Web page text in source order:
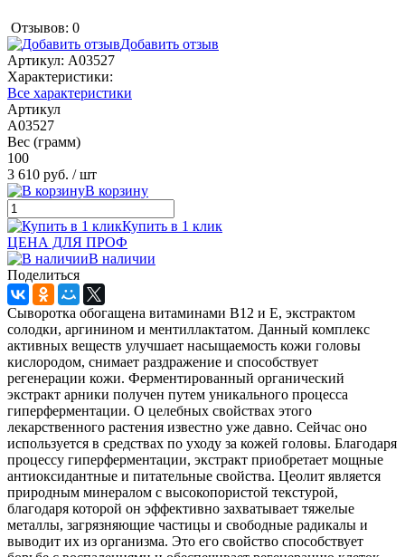
Отзывов: 0
Добавить отзыв
Артикул: A03527
Характеристики:
Все характеристики
Артикул
A03527
Вес (грамм)
100
3 610 руб. / шт
В корзину
Купить в 1 клик
ЦЕНА ДЛЯ ПРОФ
В наличии
Поделиться
Сыворотка обогащена витаминами В12 и E, экстрактом
солодки, аргинином и ментиллактатом. Данный комплекс
активных веществ улучшает насыщаемость кожи головы
кислородом, снимает раздражение и способствует
регенерации кожи. Ферментированный органический
экстракт арники получен путем уникального процесса
гиперферментации. О целебных свойствах этого
лекарственного растения известно уже давно. Сейчас оно
используется в средствах по уходу за кожей головы. Благодаря
процессу гиперферментации, экстракт приобретает мощные
антиоксидантные и питательные свойства. Цеолит является
природным минералом с высокопористой текстурой,
благодаря которой он эффективно захватывает тяжелые
металлы, загрязняющие частицы и свободные радикалы и
выводит их из организма. Это его свойство способствует